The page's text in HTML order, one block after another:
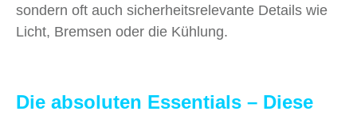
sondern oft auch sicherheitsrelevante Details wie
Licht, Bremsen oder die Kühlung.
Die absoluten Essentials – Diese